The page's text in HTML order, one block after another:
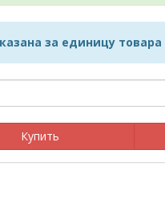
за единицу товара
Купить